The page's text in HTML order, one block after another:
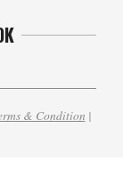
& Condition |